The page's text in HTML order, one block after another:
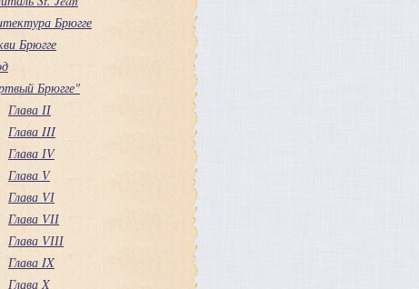
Брюгге
Брюгге
Брюгге"
Глава ІІ
Глава III
Глава ІV
Глава V
Глава VІ
Глава VІІ
Глава VІІІ
Глава IX
Глава X